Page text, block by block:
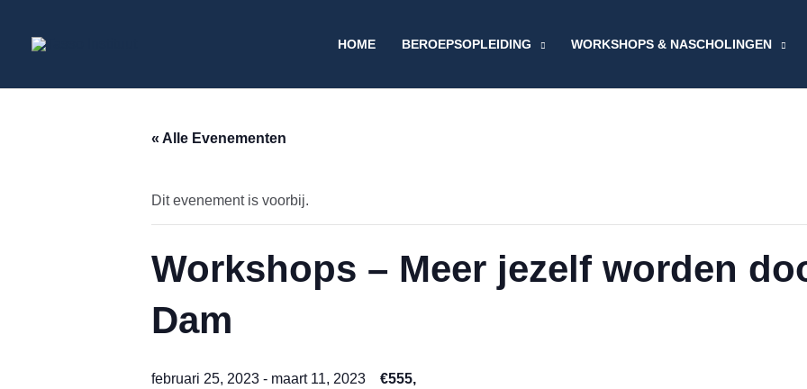
inhoud
HOME BEROEPSOPLEIDING WORKSHOPS & NASCHOLINGEN
« Alle Evenementen
Dit evenement is voorbij.
Workshops – Meer jezelf worden
Dam
februari 25, 2023 - maart 11, 2023 €555,